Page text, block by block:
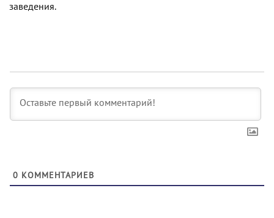
заведения.
0 КОММЕНТАРИЕВ